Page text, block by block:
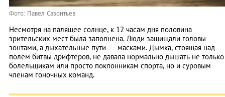
Фото: Павел Сазонтьев
Несмотря на палящее солнце, к 12 часам дня половина
зрительских мест была заполнена. Люди защищали головы
зонтами, а дыхательные пути — масками. Дымка, стоящая над
полем битвы дрифтеров, не давала нормально дышать не только
болельщикам или просто поклонникам спорта, но и суровым
членам гоночных команд.